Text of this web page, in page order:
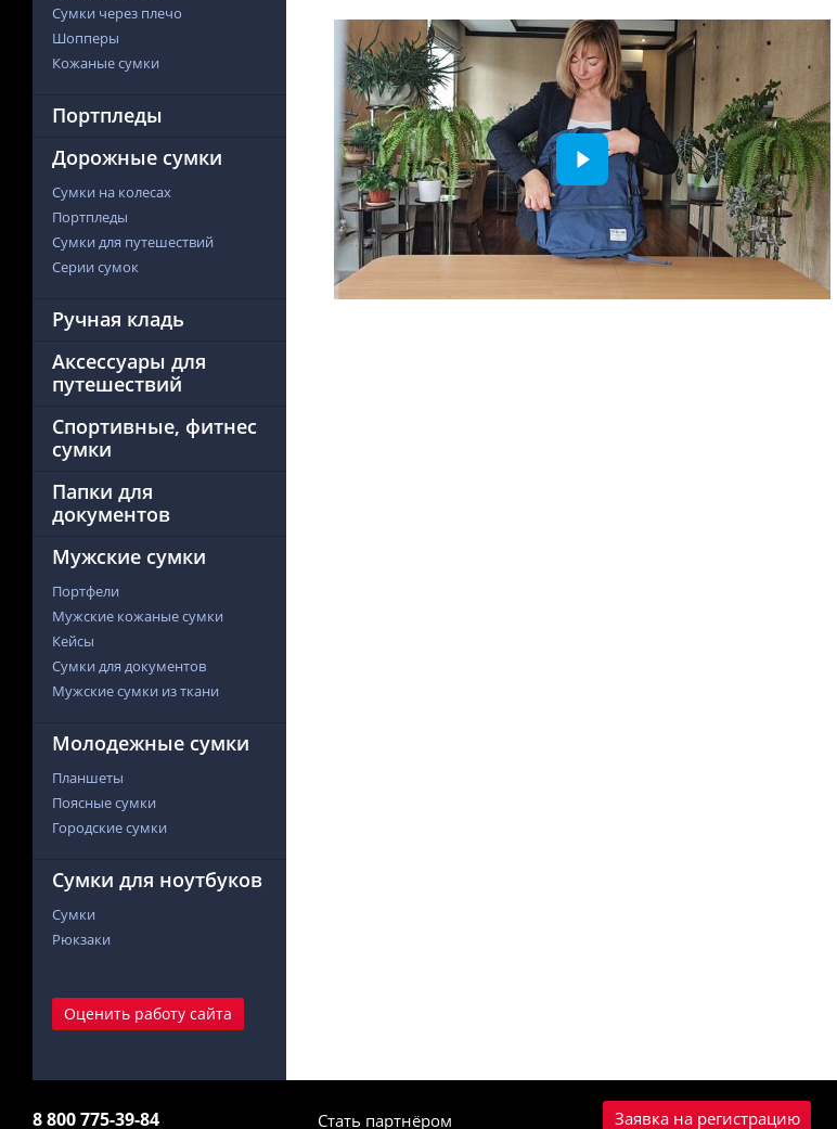
Сумки через плечо
Шопперы
Кожаные сумки
Портпледы
Дорожные сумки
Сумки на колесах
Портпледы
Сумки для путешествий
Серии сумок
Ручная кладь
Аксессуары для
путешествий
Спортивные, фитнес
сумки
Папки для
документов
Мужские сумки
Портфели
Мужские кожаные сумки
Кейсы
Сумки для документов
Мужские сумки из ткани
Молодежные сумки
Планшеты
Поясные сумки
Городские сумки
Сумки для ноутбуков
Сумки
Рюкзаки
Оценить работу сайта
8 800 775-39-84 Стать партнёром Заявка на регистрацию